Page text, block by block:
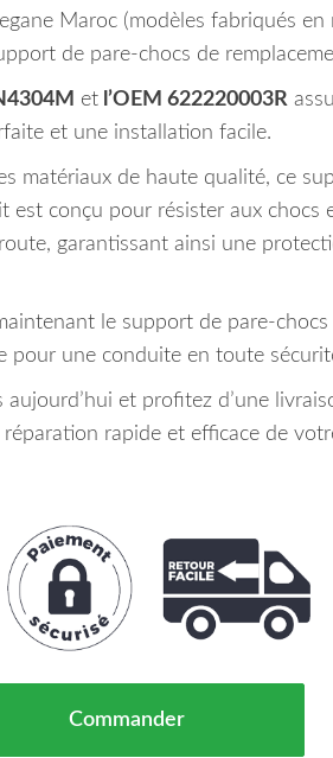
Maroc (modèles fabriqués en
de pare-chocs de
etl’OEM 622220003R
et une installation facile.
matériaux de haute qualité, ce
est conçu pour résister aux chocs
garantissant ainsi une
le support de pare-
pour une conduite en toute
aujourd’hui et profitez d’une
rapide et efficace de
Commander